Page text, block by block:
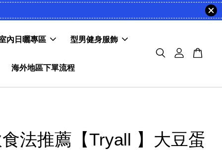
內日曬專區 型男健身服飾
海外地區下單流程
法推薦【Tryall 】大豆蛋